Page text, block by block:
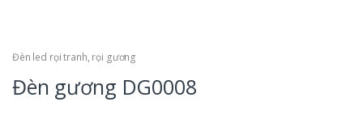
Đèn led rọi tranh, rọi gương
Đèn gương DG0008